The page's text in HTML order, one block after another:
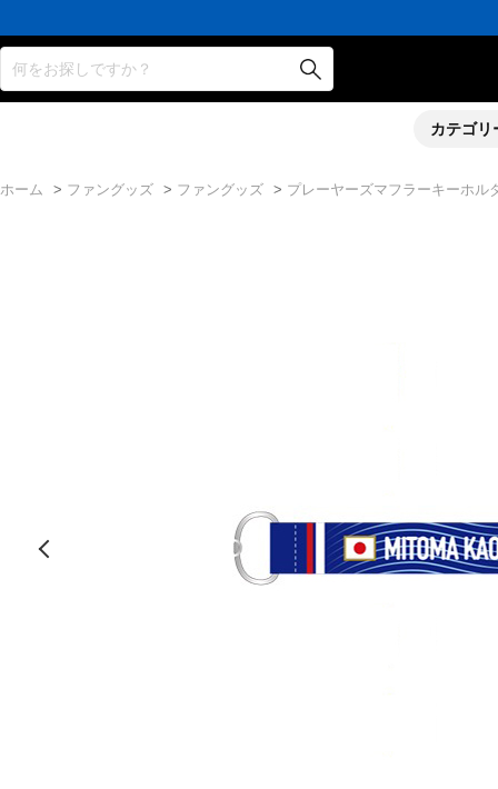
何をお探しですか？
カテゴリ
ホーム > ファングッズ > ファングッズ > プレーヤーズマフラーキーホル